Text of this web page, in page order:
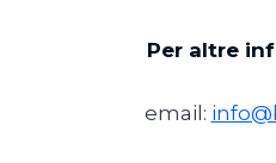
Per altre
email: